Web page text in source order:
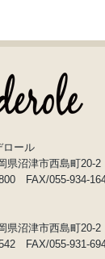
ロール
県沼津市西島町20-2
FAX/055-934-
県沼津市西島町20-2
FAX/055-931-